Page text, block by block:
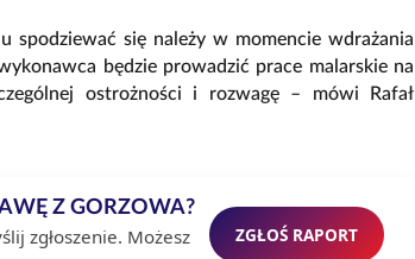
spodziewać się należy w momencie wdrażania
będzie prowadzić prace malarskie na
ostrożności i rozwagę – mówi Rafał
Z GORZOWA?
zgłoszenie. Możesz
ZGŁOŚ RAPORT